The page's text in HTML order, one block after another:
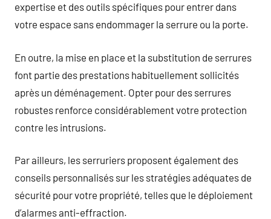
expertise et des outils spécifiques pour entrer dans
votre espace sans endommager la serrure ou la porte.
En outre, la mise en place et la substitution de serrures
font partie des prestations habituellement sollicités
après un déménagement. Opter pour des serrures
robustes renforce considérablement votre protection
contre les intrusions.
Par ailleurs, les serruriers proposent également des
conseils personnalisés sur les stratégies adéquates de
sécurité pour votre propriété, telles que le déploiement
d’alarmes anti-effraction.